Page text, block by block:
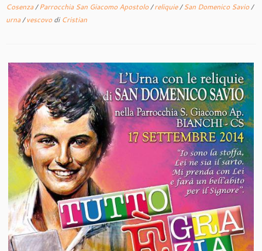
Cosenza/Parrocchia San Giacomo Apostolo/reliquie/San Domenico Savio/
urna/vescovo di Cristian